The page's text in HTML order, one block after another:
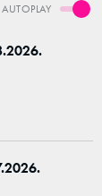
AUTOPLAY